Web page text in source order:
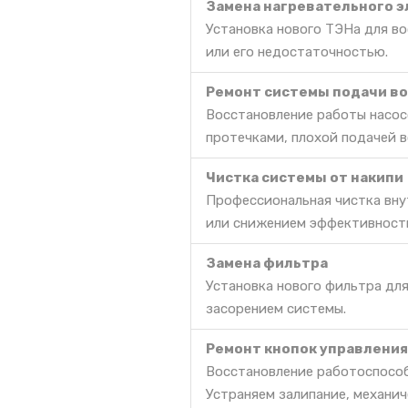
Замена нагревательного
Установка нового ТЭНа для
или его недостаточностью.
Ремонт системы подачи
Восстановление работы
протечками, плохой подачей
Чистка системы от накипи
Профессиональная чистка
или снижением
Замена фильтра
Установка нового фильтра
засорением системы.
Ремонт кнопок управления
Восстановление
Устраняем залипание,